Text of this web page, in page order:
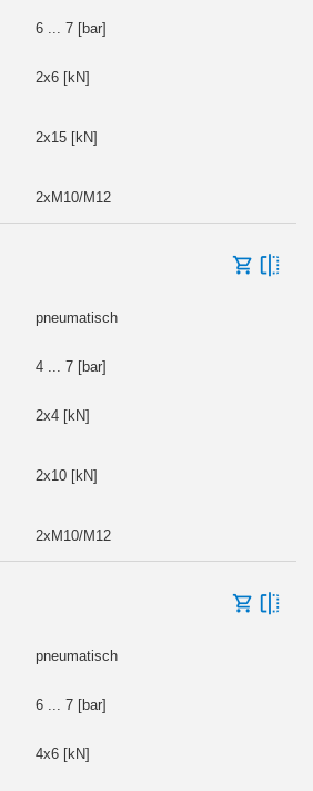
6 ... 7 [bar]
2x6 [kN]
2x15 [kN]
2xM10/M12
pneumatisch
4 ... 7 [bar]
2x4 [kN]
2x10 [kN]
2xM10/M12
pneumatisch
6 ... 7 [bar]
4x6 [kN]